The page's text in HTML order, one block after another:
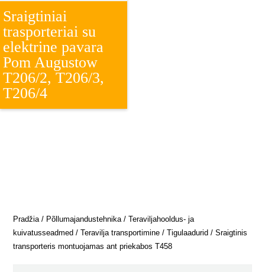
Sraigtiniai
trasporteriai su
elektrine pavara
Pom Augustow
T206/2, T206/3,
T206/4
Pradžia/ Põllumajandustehnika/Teraviljahooldus- ja
kuivatusseadmed /Teravilja transportimine /Tigulaadurid / Sraigtinis
transporteris montuojamas ant priekabos T458